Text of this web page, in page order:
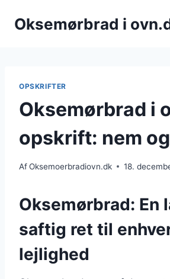
Oksemørbrad i
OPSKRIFTER
Oksemørbrad i
opskrift: nem
AfOksemoerbradiovn.dk 18.
Oksemørbrad: En
saftig ret til
lejlighed